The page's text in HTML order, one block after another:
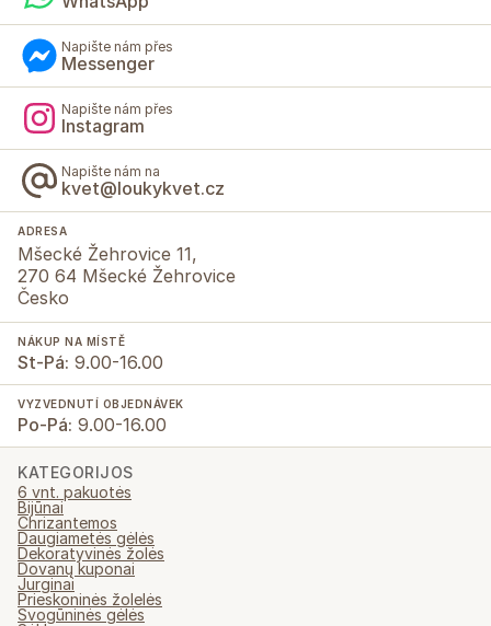
Napište nám přes
Messenger
Napište nám přes
Instagram
Napište nám na
kvet@loukykvet.cz
ADRESA
Mšecké Žehrovice 11,
270 64 Mšecké Žehrovice
Česko
NÁKUP NA MÍSTĚ
St-Pá: 9.00-16.00
VYZVEDNUTÍ OBJEDNÁVEK
Po-Pá: 9.00-16.00
KATEGORIJOS
6 vnt. pakuotės
Bijūnai
Chrizantemos
Daugiametės gėlės
Dekoratyvinės žolės
Dovanų kuponai
Jurginai
Prieskoninės žolelės
Svogūninės gėlės